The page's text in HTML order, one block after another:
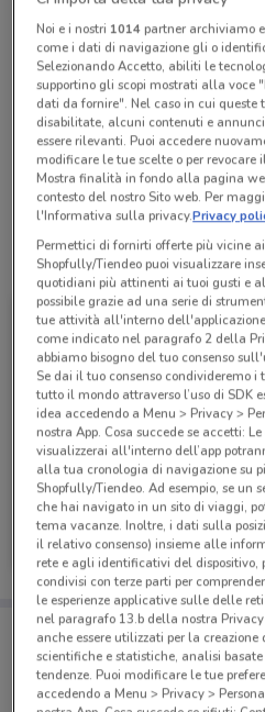
Chiama il negozio
Lunedì n.d.
Martedì n.d.
Mercoledì n.d.
Giovedì n.d.
Venerdì n.d.
Sabato n.d.
Domenica n.d.
06 30810268
Carboni Motor Sport S.R.L.
Tutte le promozioni di
Mercedes
Porta DoveConviene
Puoi trovare le migliori
salvarle e creare la tua
dal tuo cellulare.
Noi e i nostri 1014partner archiviamo
come i dati di navigazione gli o
Selezionando Accetto, abiliti le
supportino gli scopi mostrati alla voce
dati da fornire". Nel caso in cui queste
disabilitate, alcuni contenuti e
essere rilevanti. Puoi accedere
modificare le tue scelte o per
Mostra finalità in fondo alla pagina
contesto del nostro Sito web. Per
l'Informativa sulla privacy.Privacy
Permettici di fornirti offerte più vicine
Shopfully/Tiendeo puoi visualizzare
quotidiani più attinenti ai tuoi gusti e
possibile grazie ad una serie di
tue attività all'interno
come indicato nel paragrafo 2 della
abbiamo bisogno del tuo consenso
Se dai il tuo consenso condivideremo
tutto il mondo attraverso l’uso di SDK
idea accedendo a Menu > Privacy >
nostra App. Cosa succede se accetti:
visualizzerai all'interno dell’app
alla tua cronologia di navigazione su
Shopfully/Tiendeo. Ad esempio, se un
che hai navigato in un sito di viaggi,
tema vacanze. Inoltre, i dati sulla
il relativo consenso) insieme alle
rete e agli identificativi del dispositivo,
condivisi con terze parti per
le esperienze applicative sulle delle
nel paragrafo 13.b della nostra
anche essere utilizzati per la
scientifiche e statistiche, analisi
tendenze. Puoi modificare le tue
accedendo a Menu > Privacy >